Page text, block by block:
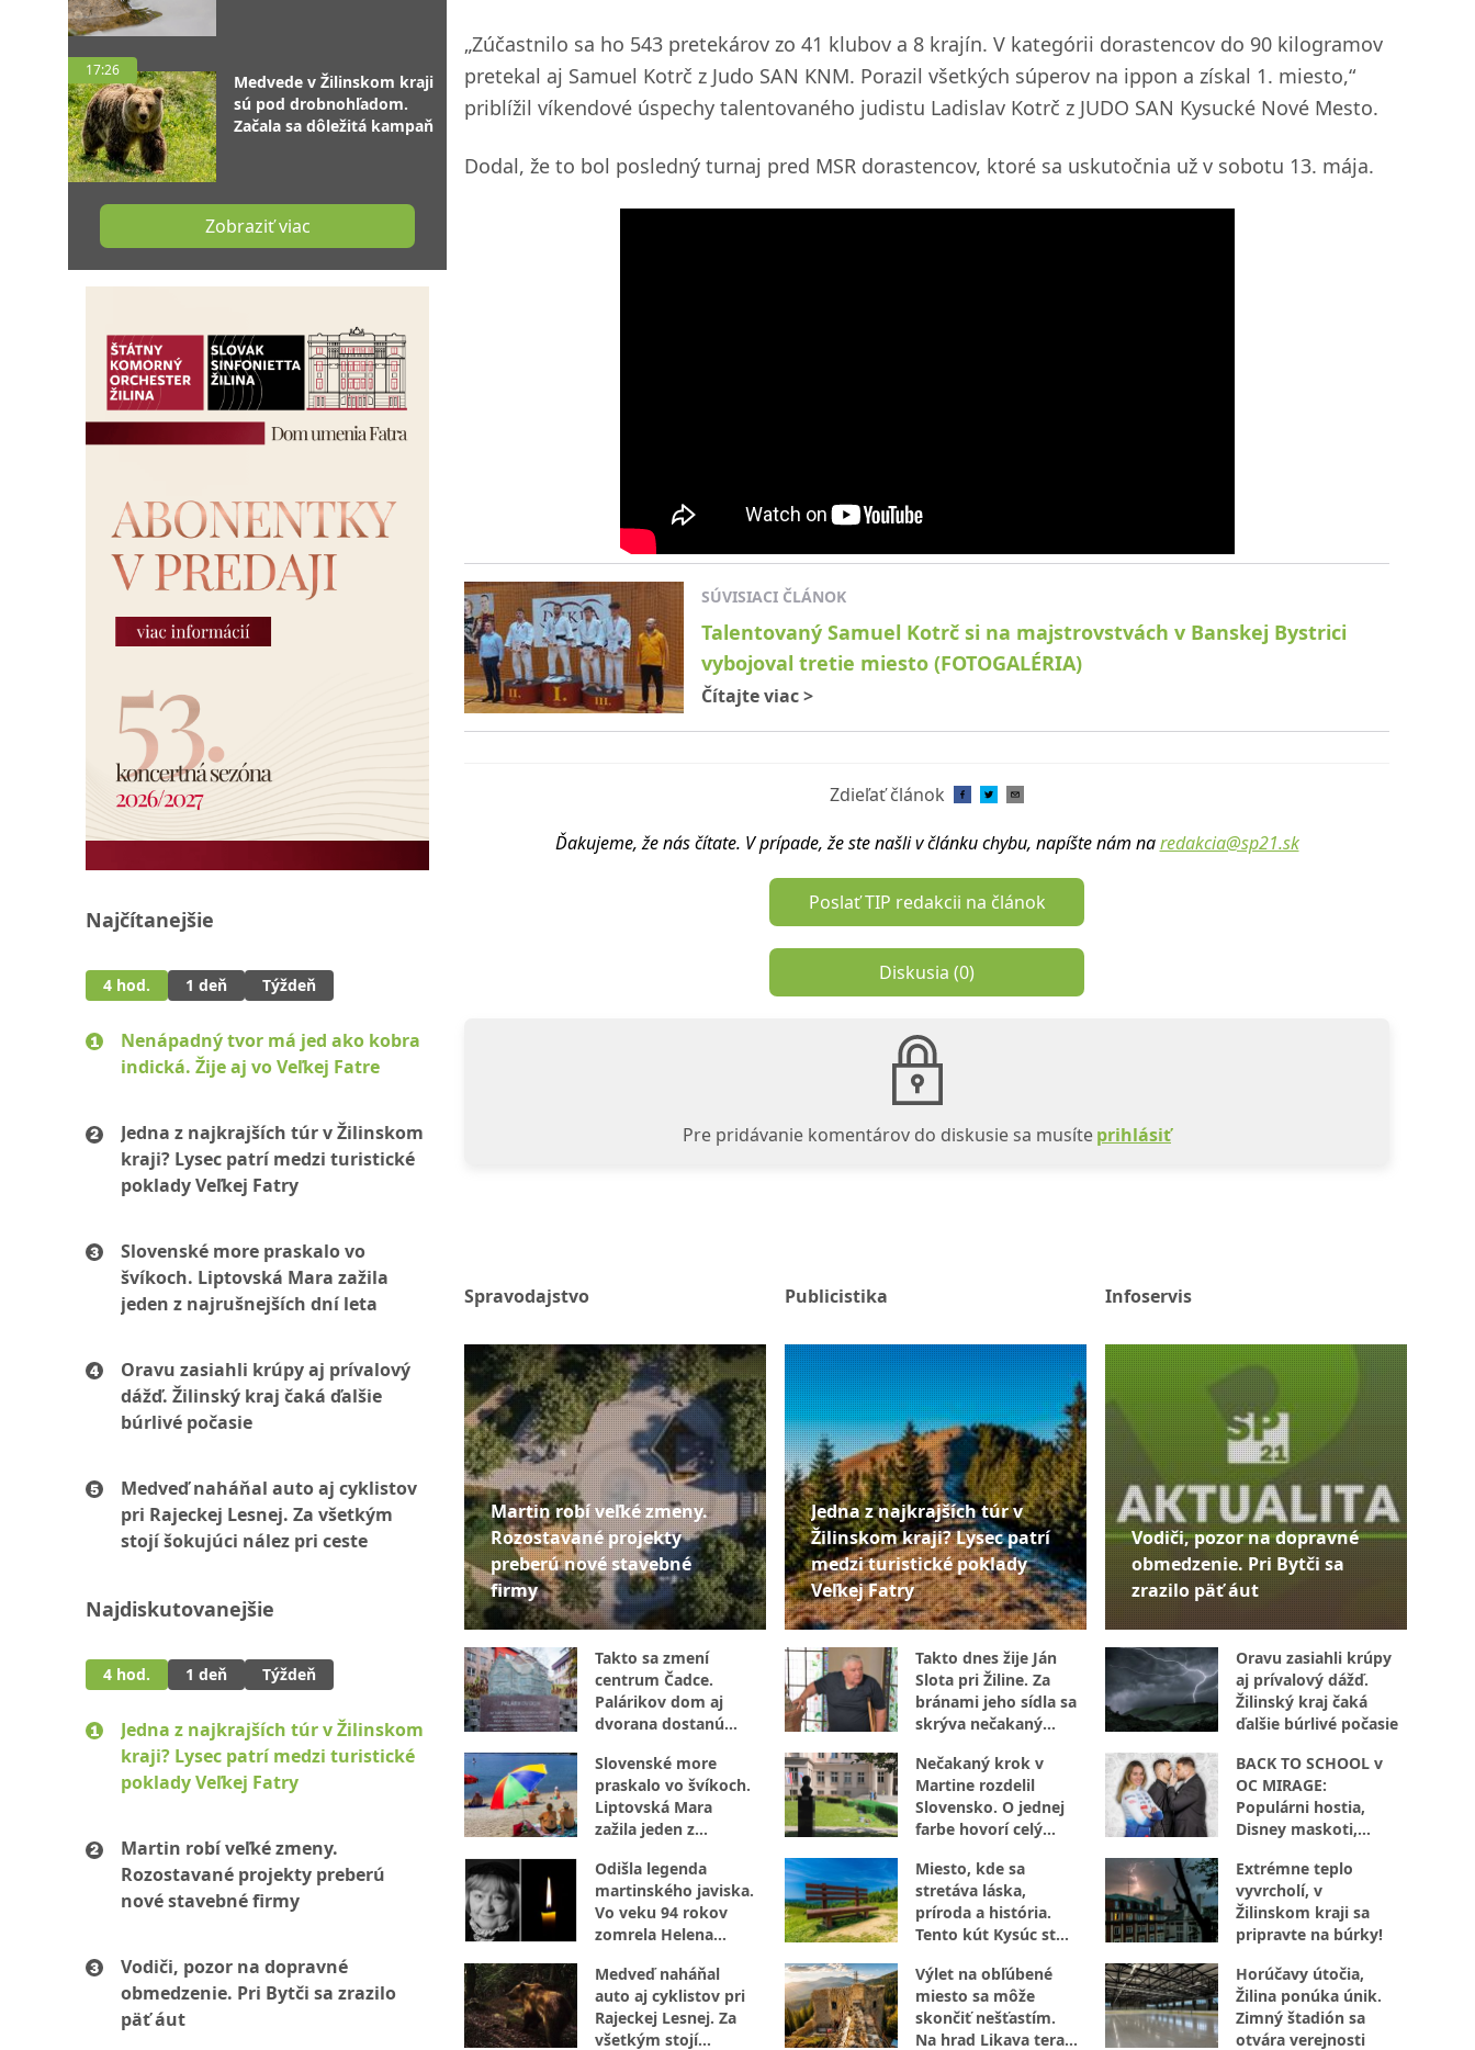
17:26
Medvede v Žilinskom kraji
sú pod drobnohľadom.
Začala sa dôležitá kampaň
Zobraziť viac
Najčítanejšie
4 hod. 1 deň Týždeň
Nenápadný tvor má jed ako kobra
indická. Žije aj vo Veľkej Fatre
Jedna z najkrajších túr v Žilinskom
kraji? Lysec patrí medzi turistické
poklady Veľkej Fatry
Slovenské more praskalo vo
švíkoch. Liptovská Mara zažila
jeden z najrušnejších dní leta
Oravu zasiahli krúpy aj prívalový
dážď. Žilinský kraj čaká ďalšie
búrlivé počasie
Medveď naháňal auto aj cyklistov
pri Rajeckej Lesnej. Za všetkým
stojí šokujúci nález pri ceste
Najdiskutovanejšie
4 hod. 1 deň Týždeň
Jedna z najkrajších túr v Žilinskom
kraji? Lysec patrí medzi turistické
poklady Veľkej Fatry
Martin robí veľké zmeny.
Rozostavané projekty preberú
nové stavebné firmy
Vodiči, pozor na dopravné
obmedzenie. Pri Bytči sa zrazilo
päť áut
„Zúčastnilo sa ho 543 pretekárov zo 41 klubov a 8 krajín. V kategórii dorastencov do 90 kilogramov
pretekal aj Samuel Kotrč z Judo SAN KNM. Porazil všetkých súperov na ippon a získal 1. miesto,“
priblížil víkendové úspechy talentovaného judistu Ladislav Kotrč z JUDO SAN Kysucké Nové Mesto.
Dodal, že to bol posledný turnaj pred MSR dorastencov, ktoré sa uskutočnia už v sobotu 13. mája.
SÚVISIACI ČLÁNOK
Talentovaný Samuel Kotrč si na majstrovstvách v Banskej Bystrici
vybojoval tretie miesto (FOTOGALÉRIA)
Čítajte viac>
Zdieľať článok
Ďakujeme, že nás čítate. V prípade, že ste našli v článku chybu, napíšte nám na redakcia@sp21.sk
Poslať TIP redakcii na článok
Diskusia (0)
Pre pridávanie komentárov do diskusie sa musíteprihlásiť
Spravodajstvo
Martin robí veľké zmeny.
Rozostavané projekty
preberú nové stavebné
firmy
Takto sa zmení
centrum Čadce.
Palárikov dom aj
dvorana dostanú
Slovenské more
praskalo vo švíkoch.
Liptovská Mara
zažila jeden z
Odišla legenda
martinského javiska.
Vo veku 94 rokov
zomrela Helena
Medveď naháňal
auto aj cyklistov pri
Rajeckej Lesnej. Za
všetkým stojí
Publicistika
Jedna z najkrajších túr v
Žilinskom kraji? Lysec patrí
medzi turistické poklady
Veľkej Fatry
Takto dnes žije Ján
Slota pri Žiline. Za
bránami jeho sídla sa
skrýva nečakaný
Nečakaný krok v
Martine rozdelil
Slovensko. O jednej
farbe hovorí celý
Miesto, kde sa
stretáva láska,
príroda a história.
Tento kút Kysúc stojí
Výlet na obľúbené
miesto sa môže
skončiť nešťastím.
Na hrad Likava teraz
Infoservis
Vodiči, pozor na dopravné
obmedzenie. Pri Bytči sa
zrazilo päť áut
Oravu zasiahli krúpy
aj prívalový dážď.
Žilinský kraj čaká
ďalšie búrlivé počasie
BACK TO SCHOOL v
OC MIRAGE:
Populárni hostia,
Disney maskoti,
autogramiáda. Žilina
zažije popoludnie
plné zábavy
Extrémne teplo
vyvrcholí, v
Žilinskom kraji sa
pripravte na búrky!
Horúčavy útočia,
Žilina ponúka únik.
Zimný štadión sa
otvára verejnosti